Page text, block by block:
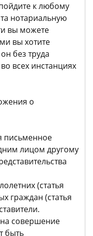
к любому
нотариальную
вы можете
вы хотите
без труда
всех инстанциях
о
письменное
лицом другому
(статья
граждан (статья
совершение
быть